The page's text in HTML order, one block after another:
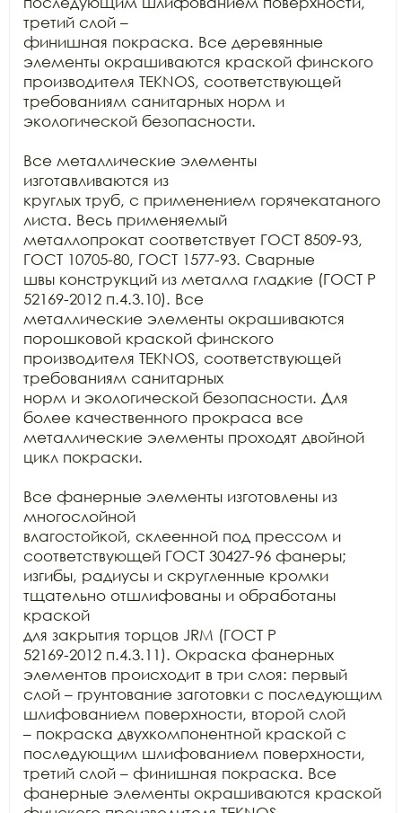
третий слой –
финишная покраска. Все деревянные
элементы окрашиваются краской финского
производителя TEKNOS, соответствующей
требованиям санитарных норм и
экологической безопасности.
Все металлические элементы
изготавливаются из
круглых труб, с применением горячекатаного
листа. Весь применяемый
металлопрокат соответствует ГОСТ 8509-93,
ГОСТ 10705-80, ГОСТ 1577-93. Сварные
швы конструкций из металла гладкие (ГОСТ Р
52169-2012 п.4.3.10). Все
металлические элементы окрашиваются
порошковой краской финского
производителя TEKNOS, соответствующей
требованиям санитарных
норм и экологической безопасности. Для
более качественного прокраса все
металлические элементы проходят двойной
цикл покраски.
Все фанерные элементы изготовлены из
многослойной
влагостойкой, склеенной под прессом и
соответствующей ГОСТ 30427-96 фанеры;
изгибы, радиусы и скругленные кромки
тщательно отшлифованы и обработаны
краской
для закрытия торцов JRM (ГОСТ Р
52169-2012 п.4.3.11). Окраска фанерных
элементов происходит в три слоя: первый
слой – грунтование заготовки с последующим
шлифованием поверхности, второй слой
– покраска двухкомпонентной краской с
последующим шлифованием поверхности,
третий слой – финишная покраска. Все
фанерные элементы окрашиваются краской